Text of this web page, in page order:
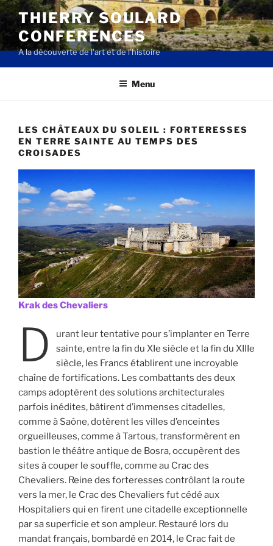
Aller
au
contenu
principal
THIERRY SOULARD
CONFERENCES
A la découverte de l'art et de l'histoire
Menu
LES CHÂTEAUX DU SOLEIL : FORTERESSES
EN TERRE SAINTE AU TEMPS DES
CROISADES
Krak des Chevaliers
D
urant leur tentative pour s’implanter en Terre
sainte, entre la fin du XIe siècle et la fin du XIIIe
siècle, les Francs établirent une incroyable
chaîne de fortifications. Les combattants des deux
camps adoptèrent des solutions architecturales
parfois inédites, bâtirent d’immenses citadelles,
comme à Saône, dotèrent les villes d’enceintes
orgueilleuses, comme à Tartous, transformèrent en
bastion le théâtre antique de Bosra, occupèrent des
sites à couper le souffle, comme au Crac des
Chevaliers. Reine des forteresses contrôlant la route
vers la mer, le Crac des Chevaliers fut cédé aux
Hospitaliers qui en firent une citadelle exceptionnelle
par sa superficie et son ampleur. Restauré lors du
mandat français, bombardé en 2014, le Crac fait de